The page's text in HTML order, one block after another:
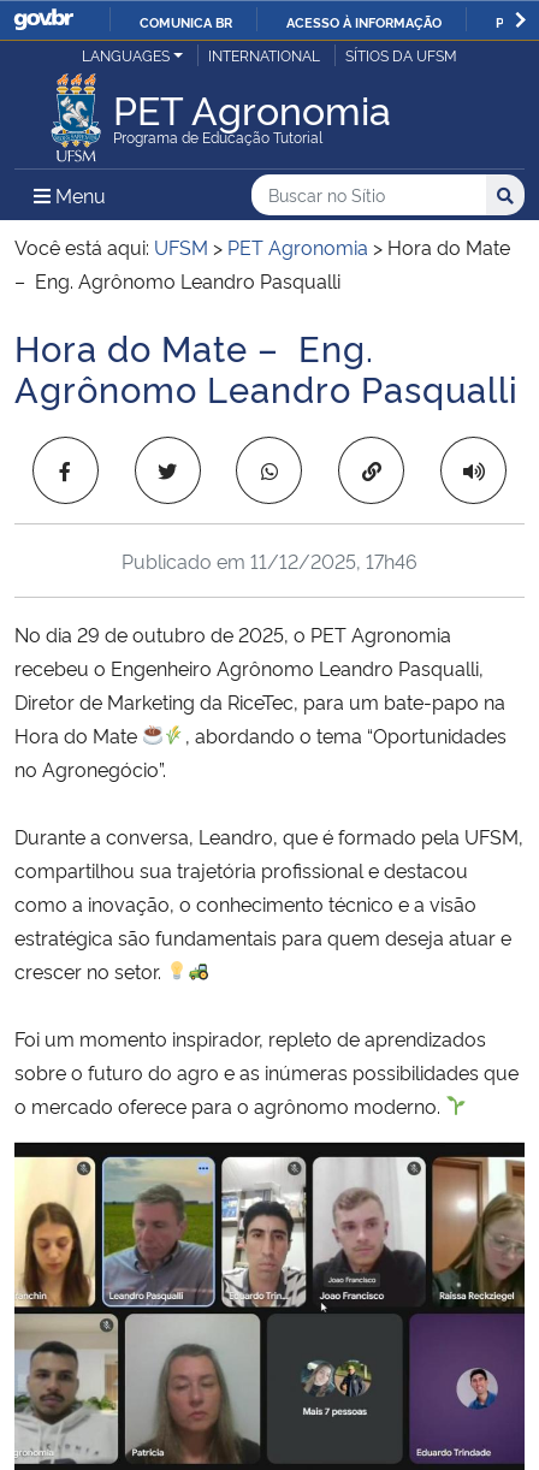
IR
O
COMUNICA BR ACESSO À INFORMAÇÃO
Ministério da Justiça e Segurança Pública
Ministério da Defesa
Ministério das Relações Exteriores
Ministério da Infraestrutura
Ministério da Educação
Ministério da Cidadania
Ministério de Minas e Energia
Ministério da Ciência, Tecnologia, Inovações e Comunicações
Ministério do Turismo
Ministério do Desenvolvimento Regional
Ministério da Mulher, da Família e dos Direitos Humanos
Secretaria de Governo
Gabinete de Segurança Institucional
Advocacia-Geral da União
Banco Central do Brasil
Planalto
LANGUAGES INTERNATIONAL SÍTIOS DA UFSM
PET Agronomia
Programa de Educação Tutorial
Menu Menu Principal do Sítio
Busca
Buscar no no Sítio
Busca:
Você está aqui: UFSM > PET Agronomia > Hora do Mate
– Eng. Agrônomo Leandro Pasqualli
Início do conteúdo
Hora do Mate – Eng.
Agrônomo Leandro Pasqualli
Copiar para área
Publicado em 11/12/2025, 17h46
No dia 29 de outubro de 2025, o PET Agronomia
recebeu o Engenheiro Agrônomo Leandro Pasqualli,
Diretor de Marketing da RiceTec, para um bate-papo na
Hora do Mate
, abordando o tema “Oportunidades
no Agronegócio”.
Durante a conversa, Leandro, que é formado pela UFSM,
compartilhou sua trajetória profissional e destacou
como a inovação, o conhecimento técnico e a visão
estratégica são fundamentais para quem deseja atuar e
crescer no setor.
Foi um momento inspirador, repleto de aprendizados
sobre o futuro do agro e as inúmeras possibilidades que
o mercado oferece para o agrônomo moderno.